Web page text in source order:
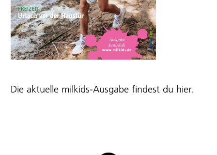
Die aktuelle milkids-Ausgabe findest du hier.